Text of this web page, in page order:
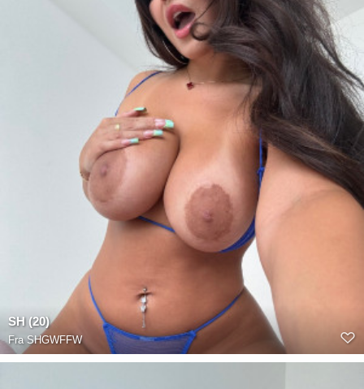
SH (20)
FraSHGWFFW